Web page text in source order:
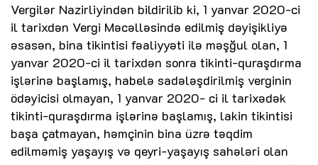
Vergilər Nazirliyindən bildirilib ki, 1 yanvar 2020-ci
il tarixdən Vergi Məcəlləsində edilmiş dəyişikliyə
əsasən, bina tikintisi fəaliyyəti ilə məşğul olan, 1
yanvar 2020-ci il tarixdən sonra tikinti-quraşdırma
işlərinə başlamış, habelə sadələşdirilmiş verginin
ödəyicisi olmayan, 1 yanvar 2020- ci il tarixədək
tikinti-quraşdırma işlərinə başlamış, lakin tikintisi
başa çatmayan, həmçinin bina üzrə təqdim
edilməmiş yaşayış və qeyri-yaşayış sahələri olan